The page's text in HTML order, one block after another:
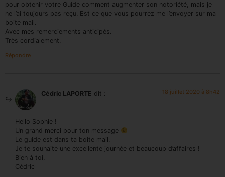
pour obtenir votre Guide comment augmenter son notoriété, mais je
ne l’ai toujours pas reçu. Est ce que vous pourrez me l’envoyer sur ma
boite mail.
Avec mes remerciements anticipés.
Très cordialement.
Répondre
Cédric LAPORTE dit : 18 juillet 2020 à 8h42
Hello Sophie !
Un grand merci pour ton message
Le guide est dans ta boite mail.
Je te souhaite une excellente journée et beaucoup d’affaires !
Bien à toi,
Cédric